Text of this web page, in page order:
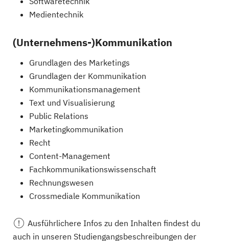
Medientechnik
(Unternehmens-)Kommunikation
Grundlagen des Marketings
Grundlagen der Kommunikation
Kommunikationsmanagement
Text und Visualisierung
Public Relations
Marketingkommunikation
Recht
Content-Management
Fachkommunikationswissenschaft
Rechnungswesen
Crossmediale Kommunikation
Ausführlichere Infos zu den Inhalten findest du
auch in unseren Studiengangsbeschreibungen der